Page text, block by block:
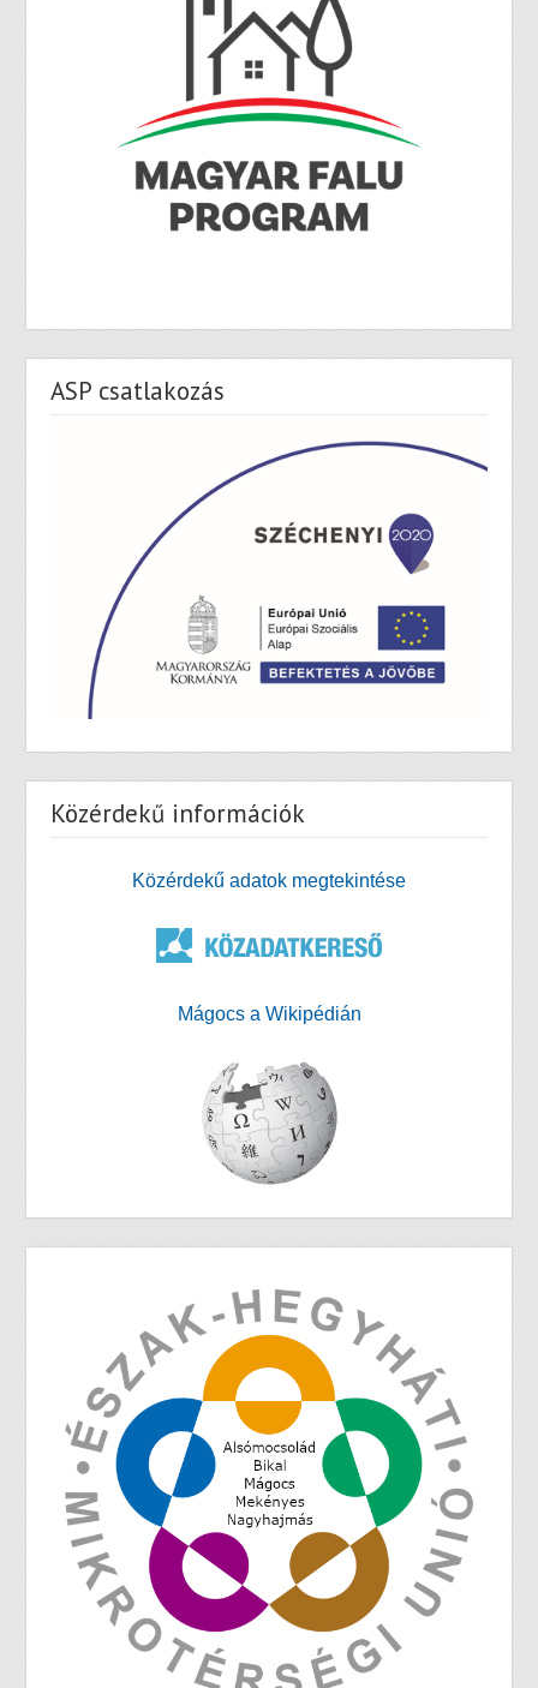
ASP csatlakozás
Közérdekű információk
Közérdekű adatok megtekintése
Mágocs a Wikipédián